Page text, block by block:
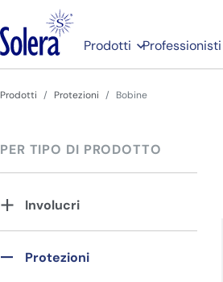
Prodotti Professionisti
Prodotti Protezioni Bobine
PER TIPO DI PRODOTTO
Involucri
Protezioni